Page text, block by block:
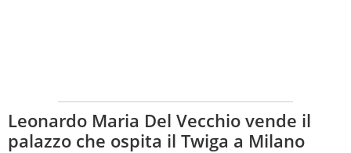
Leonardo Maria Del Vecchio vende il
palazzo che ospita il Twiga a Milano